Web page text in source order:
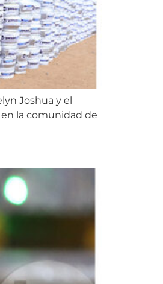
Joshua y el
la comunidad de